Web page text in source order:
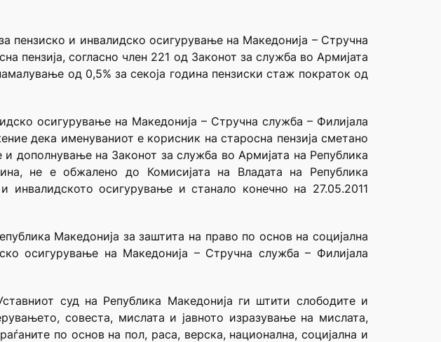
пензиско и инвалидско осигурување на Македонија – Стручна
пензија, согласно член 221 од Законот за служба во Армијата
од 0,5% за секоја година пензиски стаж пократок од
осигурување на Македонија – Стручна служба – Филијала
дека именуваниот е корисник на старосна пензија сметано
дополнување на Законот за служба во Армијата на Република
не е обжалено до Комисијата на Владата на Република
осигурување и станало конечно на 27.05.2011
Македонија за заштита на право по основ на социјална
осигурување на Македонија – Стручна служба – Филијала
суд на Република Македонија ги штити слободите и
совеста, мислата и јавното изразување на мислата,
по основ на пол, раса, верска, национална, социјална и